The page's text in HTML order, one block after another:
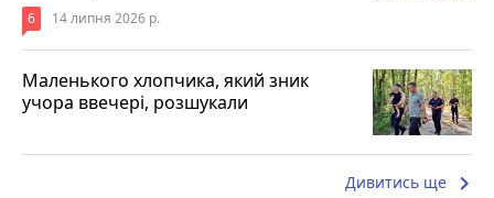
6 14 липня 2026 р.
Маленького хлопчика, який зник
учора ввечері, розшукали
Дивитись ще keyboard_arrow_right